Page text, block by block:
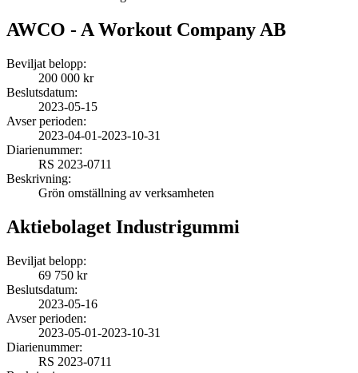
AWCO - A Workout Company AB
Beviljat belopp:
200 000 kr
Beslutsdatum:
2023-05-15
Avser perioden:
2023-04-01-2023-10-31
Diarienummer:
RS 2023-0711
Beskrivning:
Grön omställning av verksamheten
Aktiebolaget Industrigummi
Beviljat belopp:
69 750 kr
Beslutsdatum:
2023-05-16
Avser perioden:
2023-05-01-2023-10-31
Diarienummer:
RS 2023-0711